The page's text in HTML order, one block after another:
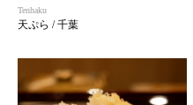
Tenhaku
天ぷら / 千葉